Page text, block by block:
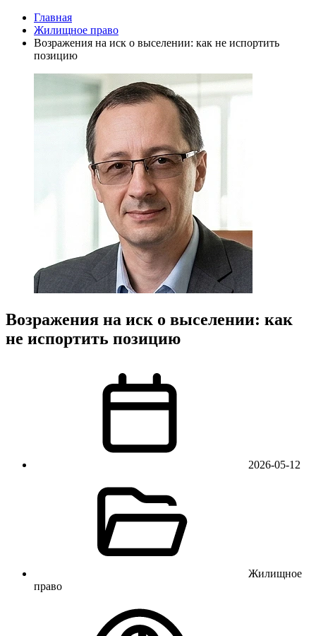
Главная
Жилищное право
Возражения на иск о выселении: как не испортить
позицию
Возражения на иск о выселении: как
не испортить позицию
2026-05-12
Жилищное
право